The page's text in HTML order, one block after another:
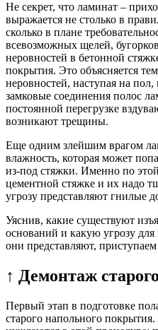
Не секрет, что ламинат –
выражается не столько в
сколько в плане
всевозможных щелей,
неровностей в бетонной
покрытия. Это объясняется
неровностей, наступая на
замковые соединения полос
постоянной перегрузке
возникают трещины.
Еще одним злейшим врагом
влажность, которая может
из-под стяжки. Именно по
цементной стяжке и их надо
угрозу представляют гнилые
Уяснив, какие существуют
оснований и какую угрозу
они представляют,
↑ Демонтаж
Первый этап в подготовке
старого напольного